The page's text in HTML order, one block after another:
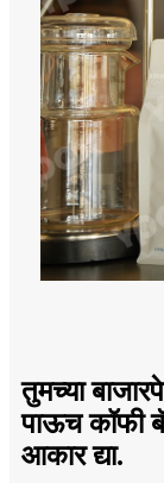
तुमच्या
पाऊच कॉफी
आकार द्या.